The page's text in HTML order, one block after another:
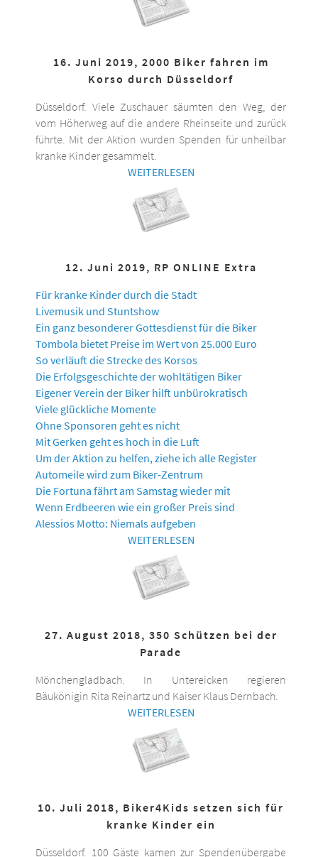
16. Juni 2019, 2000 Biker fahren im
Korso durch Düsseldorf
Düsseldorf. Viele Zuschauer säumten den Weg, der
vom Höherweg auf die andere Rheinseite und zurück
führte. Mit der Aktion wurden Spenden für unheilbar
kranke Kinder gesammelt.
WEITERLESEN
12. Juni 2019, RP ONLINE Extra
Für kranke Kinder durch die Stadt
Livemusik und Stuntshow
Ein ganz besonderer Gottesdienst für die Biker
Tombola bietet Preise im Wert von 25.000 Euro
So verläuft die Strecke des Korsos
Die Erfolgsgeschichte der wohltätigen Biker
Eigener Verein der Biker hilft unbürokratisch
Viele glückliche Momente
Ohne Sponsoren geht es nicht
Mit Gerken geht es hoch in die Luft
Um der Aktion zu helfen, ziehe ich alle Register
Automeile wird zum Biker-Zentrum
Die Fortuna fährt am Samstag wieder mit
Wenn Erdbeeren wie ein großer Preis sind
Alessios Motto: Niemals aufgeben
WEITERLESEN
27. August 2018, 350 Schützen bei der
Parade
Mönchengladbach. In Untereicken regieren
Bäukönigin Rita Reinartz und Kaiser Klaus Dernbach.
WEITERLESEN
10. Juli 2018, Biker4Kids setzen sich für
kranke Kinder ein
Düsseldorf. 100 Gäste kamen zur Spendenübergabe